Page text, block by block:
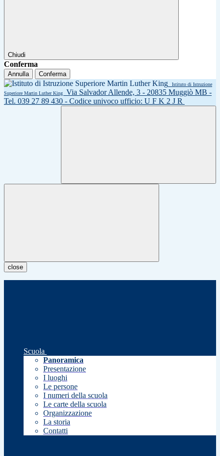
Chiudi
Conferma
Annulla Conferma
Istituto di Istruzione
Superiore Martin Luther King
Via Salvador Allende, 3 - 20835 Muggiò MB -
Tel. 039 27 89 430 - Codice univoco ufficio: U F K 2 J R
close
Scuola
Panoramica
Presentazione
I luoghi
Le persone
I numeri della scuola
Le carte della scuola
Organizzazione
La storia
Contatti